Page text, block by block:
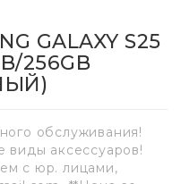
GALAXY S25
256GB
обслуживания!
виды аксессуаров!
с юр. лицами,